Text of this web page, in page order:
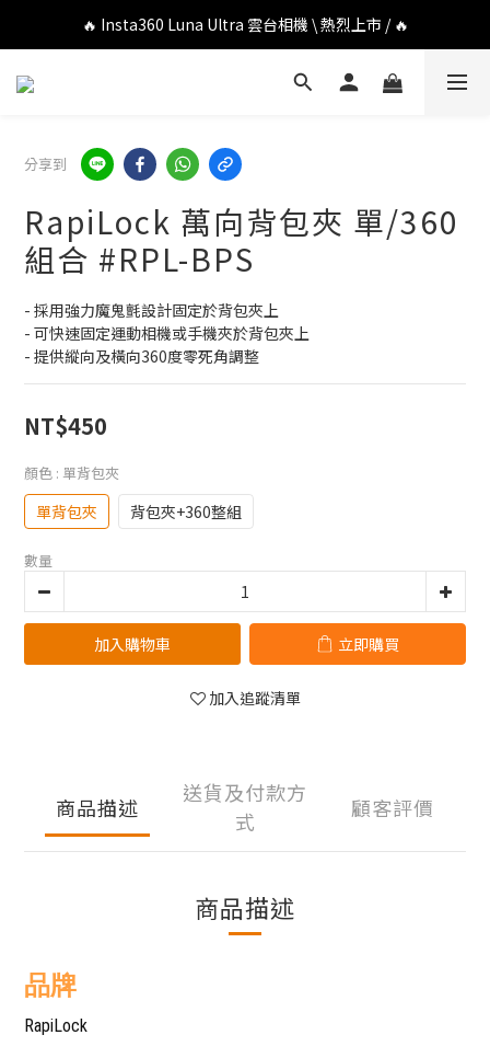
🔥 DJI OSMO POCKET 4P 口袋相機 \ 熱烈上市 / 🔥
🔥 Insta360 Luna Ultra 雲台相機 \ 熱烈上市 / 🔥
🔥 Insta360 GO Ultra Hello Kitty 聯名限定套裝 \ 時尚上市 / 🔥
分享到
RapiLock 萬向背包夾 單/360
組合 #RPL-BPS
- 採用強力魔鬼氈設計固定於背包夾上
- 可快速固定運動相機或手機夾於背包夾上
- 提供縱向及橫向360度零死角調整
NT$450
顏色 : 單背包夾
單背包夾 背包夾+360整組
數量
加入購物車 立即購買
加入追蹤清單
商品描述
送貨及付款方
式
顧客評價
商品描述
品牌
RapiLock